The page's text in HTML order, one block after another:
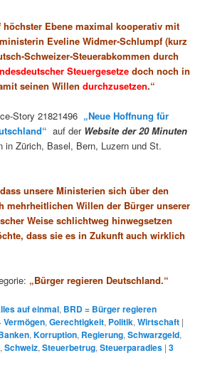
höchster Ebene maximal kooperativ mit
Eveline Widmer-Schlumpf (kurz
Schweizer-Steuerabkommen durch
Steuergesetze doch noch in
seinen Willendurchzusetzen.“
Story 21821496 „Neue Hoffnung für
auf der Website der 20 Minuten
in Zürich, Basel, Bern, Luzern und St.
unsere Ministerien sich über den
mehrheitlichen Willen der Bürger unserer
Weise schlichtweg hinwegsetzen
dass sie es in Zukunft auch wirklich
„Bürger regieren Deutschland.“
auf einmal, BRD = Bürger regieren
Vermögen,Gerechtigkeit, Politik,Wirtschaft |
,Korruption, Regierung,Schwarzgeld,
,Schweiz,Steuerbetrug,Steuerparadies |3